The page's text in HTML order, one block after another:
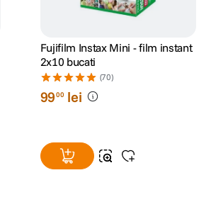
Fujifilm Instax Mini - film instant
2x10 bucati
(70)
9900 lei